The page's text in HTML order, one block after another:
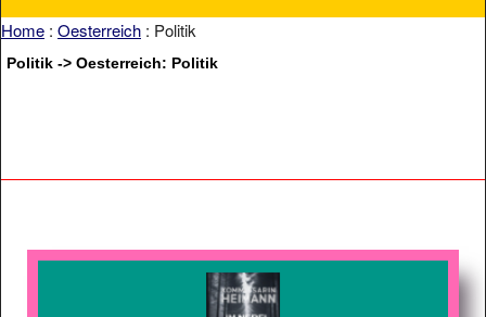
Home : Oesterreich : Politik
Politik -> Oesterreich: Politik